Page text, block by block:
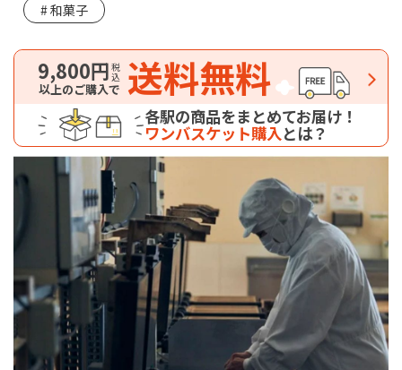
和菓子
9,800円税込
以上のご購入で 送料無料
各駅の商品をまとめてお届け！
ワンバスケット購入とは？